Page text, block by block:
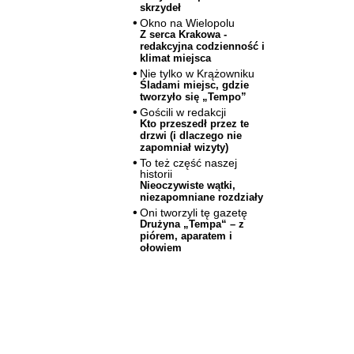
skrzydeł
Okno na Wielopolu
Z serca Krakowa -
redakcyjna codzienność i
klimat miejsca
Nie tylko w Krążowniku
Śladami miejsc, gdzie
tworzyło się „Tempo”
Gościli w redakcji
Kto przeszedł przez te
drzwi (i dlaczego nie
zapomniał wizyty)
To też część naszej
historii
Nieoczywiste wątki,
niezapomniane rozdziały
Oni tworzyli tę gazetę
Drużyna „Tempa“ – z
piórem, aparatem i
ołowiem